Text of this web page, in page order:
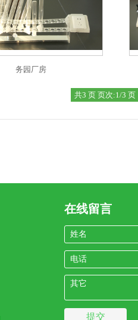
务园厂房
共3 页 页次:1/3 页
在线留言
姓名
电话
其它